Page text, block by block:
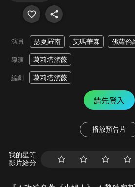
演員 瑟夏羅南 艾瑪華森 佛蘿倫
導演 葛莉塔潔薇
編劇 葛莉塔潔薇
請先登入
播放預告片
我的星等
影片給分